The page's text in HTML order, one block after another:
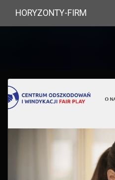
HORYZONTY-FIRM